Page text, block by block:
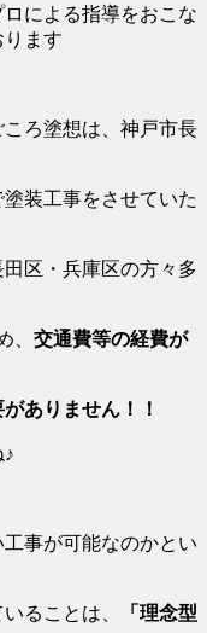
による指導をおこな
ます
ろ塗想は、神戸市長
装工事をさせていた
区・兵庫区の方々多
、 交通費等の経費が
ありません！！
事が可能なのかとい
ることは、
「理念型